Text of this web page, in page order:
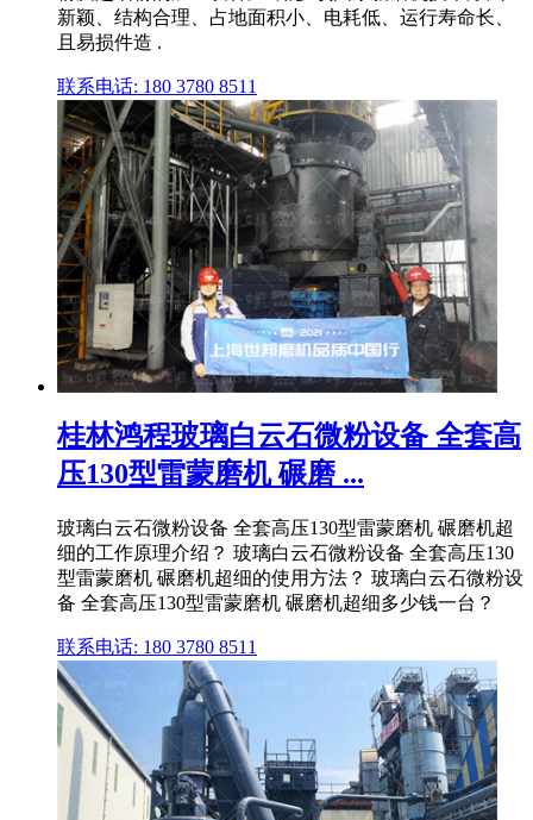
新颖、结构合理、占地面积小、电耗低、运行寿命长、
且易损件造 .
联系电话: 180 3780 8511
桂林鸿程玻璃白云石微粉设备 全套高
压130型雷蒙磨机 碾磨 ...
玻璃白云石微粉设备 全套高压130型雷蒙磨机 碾磨机超
细的工作原理介绍？ 玻璃白云石微粉设备 全套高压130
型雷蒙磨机 碾磨机超细的使用方法？ 玻璃白云石微粉设
备 全套高压130型雷蒙磨机 碾磨机超细多少钱一台？
联系电话: 180 3780 8511